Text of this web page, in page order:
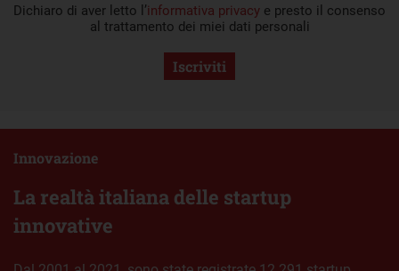
Dichiaro di aver letto l’informativa privacy e presto il consenso
al trattamento dei miei dati personali
Iscriviti
La realtà italiana delle startup
innovative
Innovazione